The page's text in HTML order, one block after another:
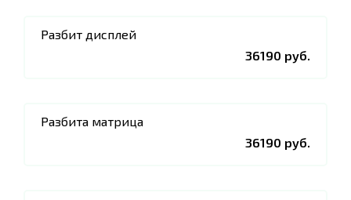
Разбит дисплей
36190 руб.
Разбита матрица
36190 руб.